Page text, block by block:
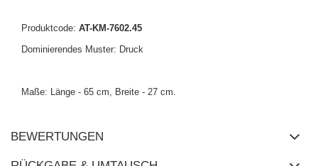
Produktcode: AT-KM-7602.45
Dominierendes Muster: Druck
Maße: Länge - 65 cm, Breite - 27 cm.
BEWERTUNGEN